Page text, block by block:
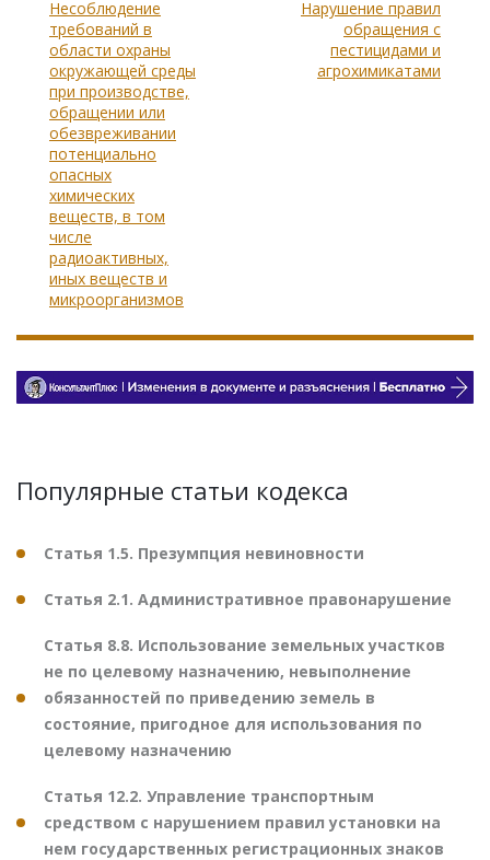
Несоблюдение
требований в
области охраны
окружающей среды
при производстве,
обращении или
обезвреживании
потенциально
опасных
химических
веществ, в том
числе
радиоактивных,
иных веществ и
микроорганизмов
Нарушение правил
обращения с
пестицидами и
агрохимикатами
Популярные статьи кодекса
Статья 1.5. Презумпция невиновности
Статья 2.1. Административное правонарушение
Статья 8.8. Использование земельных участков
не по целевому назначению, невыполнение
обязанностей по приведению земель в
состояние, пригодное для использования по
целевому назначению
Статья 12.2. Управление транспортным
средством с нарушением правил установки на
нем государственных регистрационных знаков